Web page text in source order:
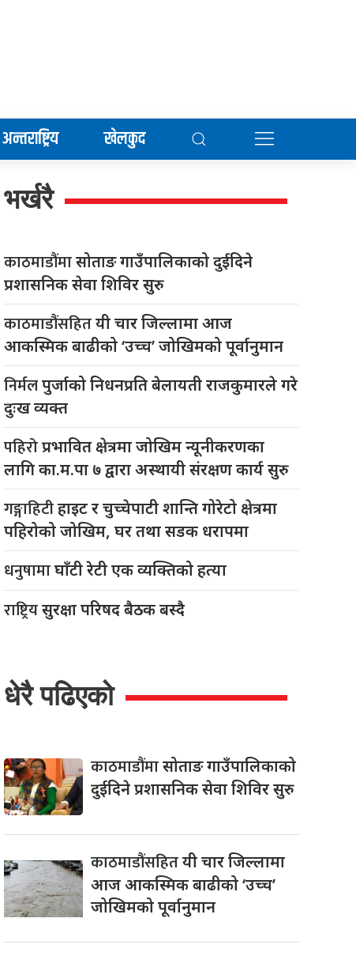
अन्तराष्ट्रिय खेलकुद
भर्खरै
काठमाडौंमासोताङ गाउँपालिकाको दुईदिने
प्रशासनिक सेवा शिविर सुरु
काठमाडौंसहितयी चार जिल्लामा आज
आकस्मिक बाढीको ‘उच्च’ जोखिमको पूर्वानुमान
निर्मलपुर्जाको निधनप्रति बेलायती राजकुमारले गरे
दुःख व्यक्त
पहिरोप्रभावित क्षेत्रमा जोखिम न्यूनीकरणका
लागि का.म.पा ७ द्वारा अस्थायी संरक्षण कार्य सुरु
गङ्गाहिटीहाइट र चुच्चेपाटी शान्ति गोरेटो क्षेत्रमा
पहिरोको जोखिम, घर तथा सडक धरापमा
धनुषामाघाँटी रेटी एक व्यक्तिको हत्या
राष्ट्रियसुरक्षा परिषद बैठक बस्दै
धेरै पढिएको
काठमाडौंमासोताङ गाउँपालिकाको
दुईदिने प्रशासनिक सेवा शिविर सुरु
काठमाडौंसहितयी चार जिल्लामा
आज आकस्मिक बाढीको ‘उच्च’
जोखिमको पूर्वानुमान